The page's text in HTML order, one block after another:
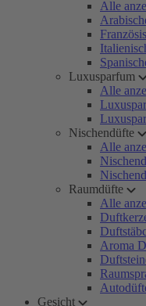
Alle
Luxusparfum
Alle
Nischendüfte
Alle
Raumdüfte
Alle
Aroma
Gesicht